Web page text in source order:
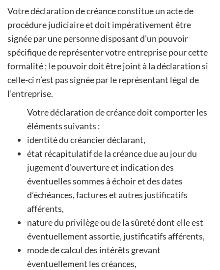
Votre déclaration de créance constitue un acte de
procédure judiciaire et doit impérativement être
signée par une personne disposant d’un pouvoir
spécifique de représenter votre entreprise pour cette
formalité ; le pouvoir doit être joint à la déclaration si
celle-ci n’est pas signée par le représentant légal de
l’entreprise.
Votre déclaration de créance doit comporter les
éléments suivants :
identité du créancier déclarant,
état récapitulatif de la créance due au jour du
jugement d’ouverture et indication des
éventuelles sommes à échoir et des dates
d’échéances, factures et autres justificatifs
afférents,
nature du privilège ou de la sûreté dont elle est
éventuellement assortie, justificatifs afférents,
mode de calcul des intérêts grevant
éventuellement les créances,